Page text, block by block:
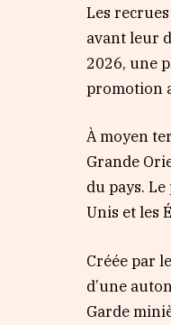
Les
avant leur
2026, une
promotion
À moyen
Grande
du pays.
Unis et les
Créée par
d’une
Garde